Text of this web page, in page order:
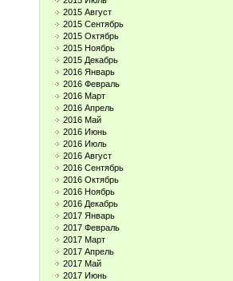
2015 Август
2015 Сентябрь
2015 Октябрь
2015 Ноябрь
2015 Декабрь
2016 Январь
2016 Февраль
2016 Март
2016 Апрель
2016 Май
2016 Июнь
2016 Июль
2016 Август
2016 Сентябрь
2016 Октябрь
2016 Ноябрь
2016 Декабрь
2017 Январь
2017 Февраль
2017 Март
2017 Апрель
2017 Май
2017 Июнь